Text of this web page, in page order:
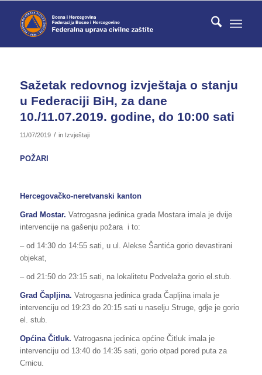
Sažetak redovnog izvještaja o stanju
u Federaciji BiH, za dane
10./11.07.2019. godine, do 10:00 sati
11/07/2019 / in Izvještaji
POŽARI
Hercegovačko-neretvanski kanton
Grad Mostar. Vatrogasna jedinica grada Mostara imala je dvije
intervencije na gašenju požara i to:
– od 14:30 do 14:55 sati, u ul. Alekse Šantića gorio devastirani
objekat,
– od 21:50 do 23:15 sati, na lokalitetu Podvelaža gorio el.stub.
Grad Čapljina. Vatrogasna jedinica grada Čapljina imala je
intervenciju od 19:23 do 20:15 sati u naselju Struge, gdje je gorio
el. stub.
Općina Čitluk. Vatrogasna jedinica općine Čitluk imala je
intervenciju od 13:40 do 14:35 sati, gorio otpad pored puta za
Crnicu.